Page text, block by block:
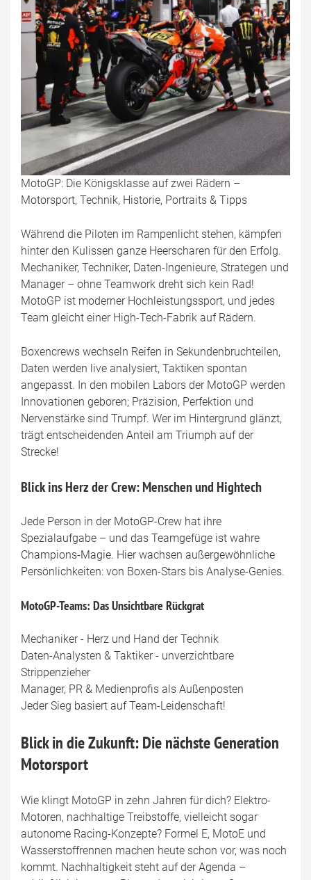
MotoGP: Die Königsklasse auf zwei Rädern –
Motorsport, Technik, Historie, Portraits & Tipps
Während die Piloten im Rampenlicht stehen, kämpfen
hinter den Kulissen ganze Heerscharen für den Erfolg.
Mechaniker, Techniker, Daten-Ingenieure, Strategen und
Manager – ohne Teamwork dreht sich kein Rad!
MotoGP ist moderner Hochleistungssport, und jedes
Team gleicht einer High-Tech-Fabrik auf Rädern.
Boxencrews wechseln Reifen in Sekundenbruchteilen,
Daten werden live analysiert, Taktiken spontan
angepasst. In den mobilen Labors der MotoGP werden
Innovationen geboren; Präzision, Perfektion und
Nervenstärke sind Trumpf. Wer im Hintergrund glänzt,
trägt entscheidenden Anteil am Triumph auf der
Strecke!
Blick ins Herz der Crew: Menschen und Hightech
Jede Person in der MotoGP-Crew hat ihre
Spezialaufgabe – und das Teamgefüge ist wahre
Champions-Magie. Hier wachsen außergewöhnliche
Persönlichkeiten: von Boxen-Stars bis Analyse-Genies.
MotoGP-Teams: Das Unsichtbare Rückgrat
Mechaniker - Herz und Hand der Technik
Daten-Analysten & Taktiker - unverzichtbare
Strippenzieher
Manager, PR & Medienprofis als Außenposten
Jeder Sieg basiert auf Team-Leidenschaft!
Blick in die Zukunft: Die nächste Generation
Motorsport
Wie klingt MotoGP in zehn Jahren für dich? Elektro-
Motoren, nachhaltige Treibstoffe, vielleicht sogar
autonome Racing-Konzepte? Formel E, MotoE und
Wasserstoffrennen machen heute schon vor, was noch
kommt. Nachhaltigkeit steht auf der Agenda –